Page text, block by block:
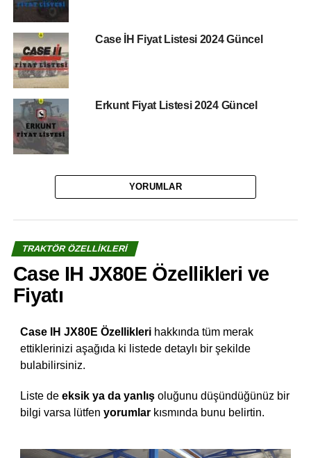
Case İH Fiyat Listesi 2024 Güncel
Erkunt Fiyat Listesi 2024 Güncel
YORUMLAR
TRAKTÖR ÖZELLIKLERI
Case IH JX80E Özellikleri ve
Fiyatı
Case IH JX80E Özelliklerihakkında tüm merak
ettiklerinizi aşağıda ki listede detaylı bir şekilde
bulabilirsiniz.
Liste de eksik ya da yanlışoluğunu düşündüğünüz bir
bilgi varsa lütfen yorumlarkısmında bunu belirtin.